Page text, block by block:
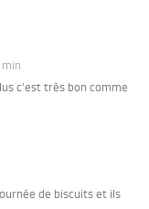
c’est très bon comme
de biscuits et ils